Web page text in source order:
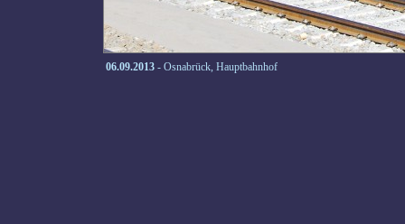
06.09.2013 - Osnabrück, Hauptbahnhof